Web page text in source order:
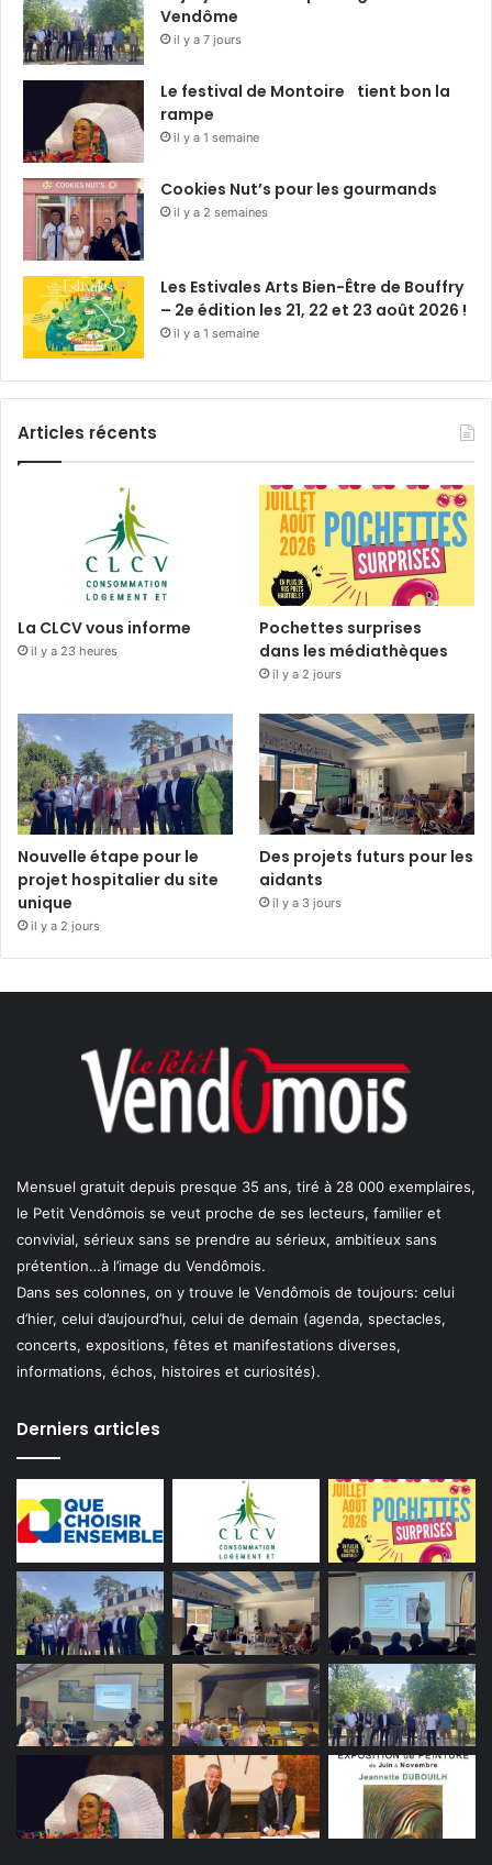
Vendôme
il y a 7 jours
Le festival de Montoire tient bon la
rampe
il y a 1 semaine
Cookies Nut’s pour les gourmands
il y a 2 semaines
Les Estivales Arts Bien-Être de Bouffry
– 2e édition les 21, 22 et 23 août 2026 !
il y a 1 semaine
Articles récents
La CLCV vous informe
il y a 23 heures
Pochettes surprises
dans les médiathèques
il y a 2 jours
Nouvelle étape pour le
projet hospitalier du site
unique
il y a 2 jours
Des projets futurs pour les
aidants
il y a 3 jours
Mensuel gratuit depuis presque 35 ans, tiré à 28 000 exemplaires,
le Petit Vendômois se veut proche de ses lecteurs, familier et
convivial, sérieux sans se prendre au sérieux, ambitieux sans
prétention…à l’image du Vendômois.
Dans ses colonnes, on y trouve le Vendômois de toujours: celui
d’hier, celui d’aujourd’hui, celui de demain (agenda, spectacles,
concerts, expositions, fêtes et manifestations diverses,
informations, échos, histoires et curiosités).
Derniers articles